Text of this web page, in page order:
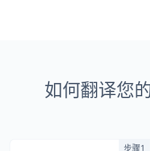
如何翻译您
步骤1